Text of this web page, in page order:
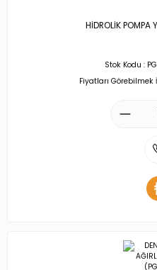
HİDROLİK POMPA
Stok Kodu :
Fiyatları Görebilmek